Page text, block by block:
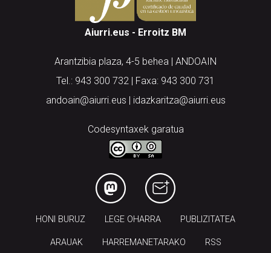
Aiurri.eus - Erroitz BM
Arantzibia plaza, 4-5 behea | ANDOAIN
Tel.: 943 300 732 | Faxa: 943 300 731
andoain@aiurri.eus | idazkaritza@aiurri.eus
Codesyntaxek garatua
HONI BURUZ LEGE OHARRA PUBLIZITATEA
ARAUAK HARREMANETARAKO RSS